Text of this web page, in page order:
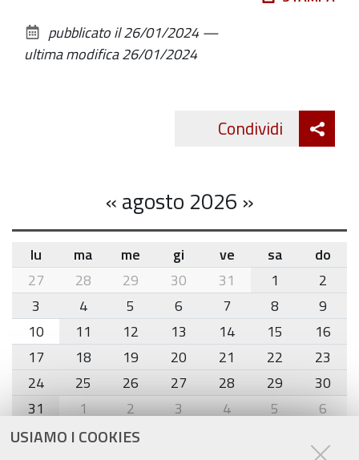
USIAMO I COOKIES
documento
pubblicato il26/01/2024—
ultima modifica26/01/2024
Condividi
«agosto 2026 »
month-
8
lu ma me gi ve sa
do
27
28 29 30 31 1
2
3
4 5 6 7 8
9
10
11 12 13 14 15
16
17
18 19 20 21 22
23
24
25 26 27 28 29
30
31
1 2 3 4 5 6
Agenda eventi